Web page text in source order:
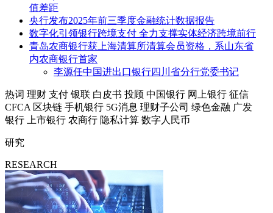
值差距
央行发布2025年前三季度金融统计数据报告
数字化引领银行跨境支付 全力支撑实体经济跨境前行
青岛农商银行获上海清算所清算会员资格，系山东省
内农商银行首家
李源任中国进出口银行四川省分行党委书记
热词 理财 支付 银联 白皮书 投顾 中国银行 网上银行 征信
CFCA 区块链 手机银行 5G消息 理财子公司 绿色金融 广发
银行
上市银行 农商行 隐私计算 数字人民币
研究
RESEARCH